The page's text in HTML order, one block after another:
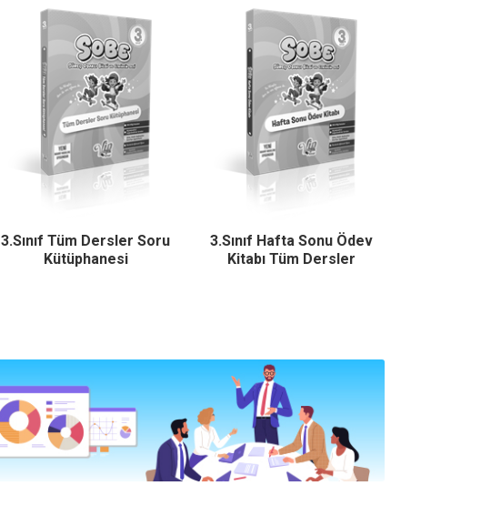
3.Sınıf Tüm Dersler Soru
Kütüphanesi
3.Sınıf Hafta Sonu Ödev
Kitabı Tüm Dersler